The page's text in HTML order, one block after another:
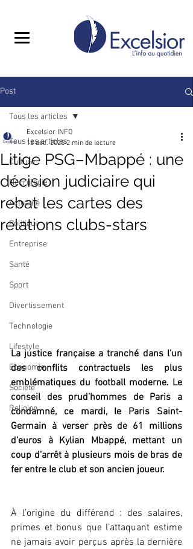
Post
Tous les articles
Culture
Nécrologie
Actualité
Politique
Entreprise
Santé
Sport
Divertissement
Technologie
Lifestyle
Economie
Société
Religion
Tous les articles
Litige PSG–Mbappé : une
décision judiciaire qui
rebat les cartes des
relations clubs-stars
Excelsior INFO
16 déc. 2025 2 min de lecture
La justice française a tranché dans l’un
des conflits contractuels les plus
emblématiques du football moderne. Le
conseil des prud’hommes de Paris a
condamné, ce mardi, le Paris Saint-
Germain à verser près de 61 millions
d’euros à Kylian Mbappé, mettant un
coup d’arrêt à plusieurs mois de bras de
fer entre le club et son ancien joueur.
À l’origine du différend : des salaires,
primes et bonus que l’attaquant estime
ne jamais avoir perçus après la dernière